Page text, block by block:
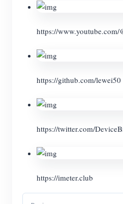
https://www.youtube.com/
https://github.com/lewei50
https://twitter.com/
https://imeter.club